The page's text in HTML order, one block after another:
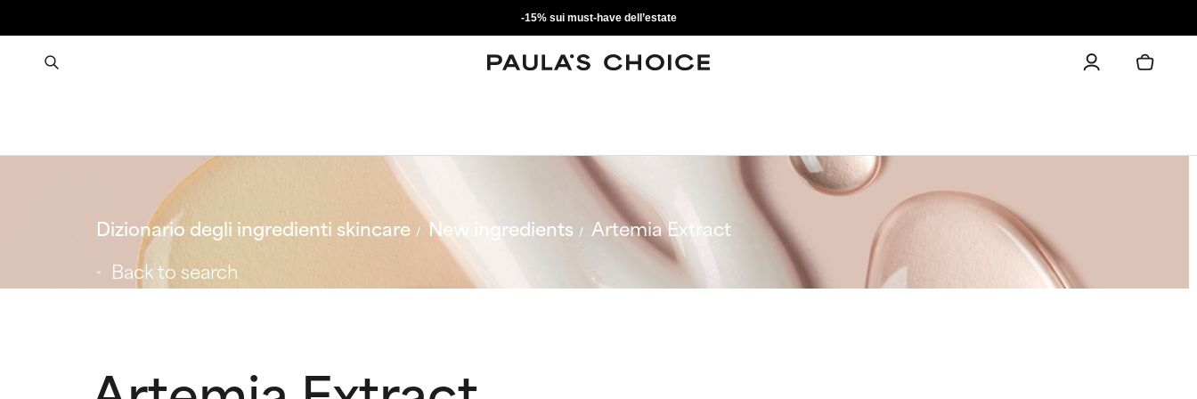
-15% sui must-have dell’estate
Dizionario degli ingredienti skincare New ingredients
Artemia Extract
Back to search